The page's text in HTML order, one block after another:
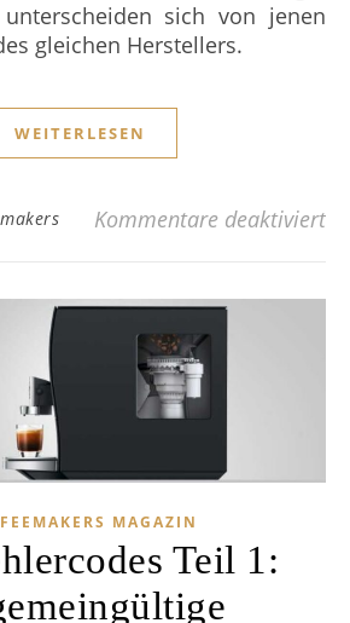
sich von jenen
gleichen Herstellers.
WEITERLESEN
Kommentare deaktiviert
MAGAZIN
Teil 1: